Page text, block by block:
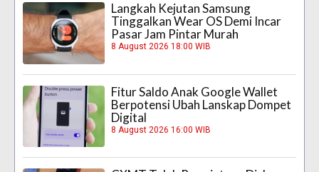
Langkah Kejutan Samsung
Tinggalkan Wear OS Demi Incar
Pasar Jam Pintar Murah
8 August 2026 18:00 WIB
Fitur Saldo Anak Google Wallet
Berpotensi Ubah Lanskap Dompet
Digital
8 August 2026 16:00 WIB